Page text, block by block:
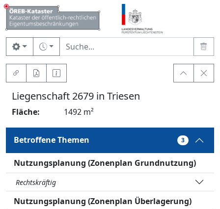
Liegenschaft 2679 in Triesen
Fläche: 1492 m²
Betroffene Themen 3
Nutzungsplanung (Zonenplan Grundnutzung)
Rechtskräftig
Nutzungsplanung (Zonenplan Überlagerung)